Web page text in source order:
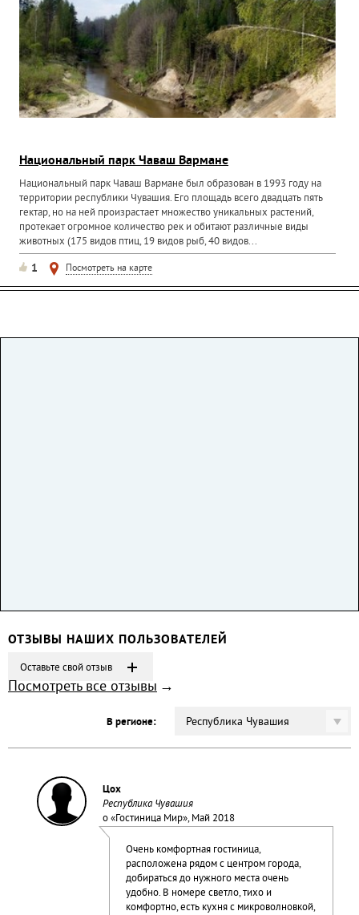
Национальный парк Чаваш Вармане
Национальный парк Чаваш Вармане был образован в 1993 году на
территории республики Чувашия. Его площадь всего двадцать пять
гектар, но на ней произрастает множество уникальных растений,
протекает огромное количество рек и обитают различные виды
животных (175 видов птиц, 19 видов рыб, 40 видов...
1 Посмотреть на карте
ОТЗЫВЫ НАШИХ ПОЛЬЗОВАТЕЛЕЙ
Оставьте свой отзыв
Посмотреть все отзывы
В регионе: Республика Чувашия
Цох
Республика Чувашия
о «Гостиница Мир», Май 2018
Очень комфортная гостиница,
расположена рядом с центром города,
добираться до нужного места очень
удобно. В номере светло, тихо и
комфортно, есть кухня с микроволновкой,